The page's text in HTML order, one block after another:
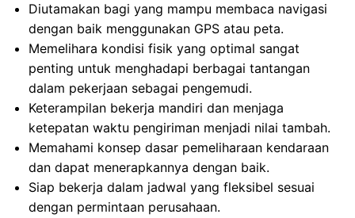
Diutamakan bagi yang mampu membaca navigasi
dengan baik menggunakan GPS atau peta.
Memelihara kondisi fisik yang optimal sangat
penting untuk menghadapi berbagai tantangan
dalam pekerjaan sebagai pengemudi.
Keterampilan bekerja mandiri dan menjaga
ketepatan waktu pengiriman menjadi nilai tambah.
Memahami konsep dasar pemeliharaan kendaraan
dan dapat menerapkannya dengan baik.
Siap bekerja dalam jadwal yang fleksibel sesuai
dengan permintaan perusahaan.